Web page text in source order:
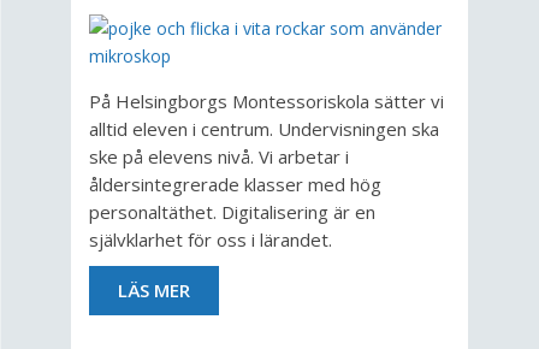
På Helsingborgs Montessoriskola sätter vi
alltid eleven i centrum. Undervisningen ska
ske på elevens nivå. Vi arbetar i
åldersintegrerade klasser med hög
personaltäthet. Digitalisering är en
självklarhet för oss i lärandet.
LÄS MER